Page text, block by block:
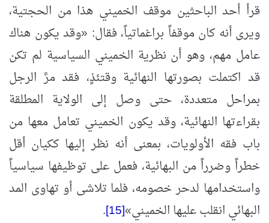
قرأ أحد الباحثين موقف الخميني هذا من الحجتية،
ويرى أنه كان موقفاً براغماتياً، فقال: «وقد يكون هناك
عامل مهم، وهو أن نظرية الخميني السياسية لم تكن
قد اكتملت بصورتها النهائية وقتئذٍ، فقد مرَّ الرجل
بمراحل متعددة، حتى وصل إلى الولاية المطلقة
بقراءتها النهائية، وقد يكون الخميني تعامل معها من
باب فقه الأولويات، بمعنى أنه نظر إليها ككيان أقل
خطراً وضرراً من البهائية، فعمل على توظيفها سياسياً
واستخدامها لدحر خصومه، فلما تلاشى أو تهاوى المد
البهائي انقلب عليها الخميني»
[15]
.